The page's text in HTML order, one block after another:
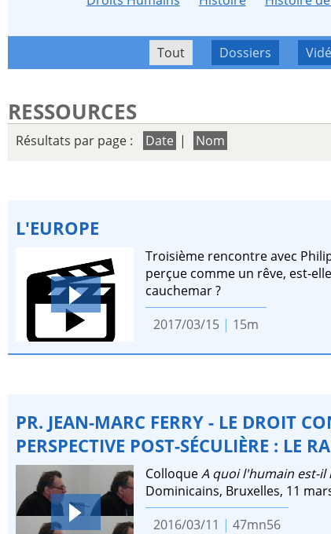
Tout Dossiers
RESSOURCES
Résultats par page : Date | Nom
L'EUROPE
Troisième rencontre avec
perçue comme un rêve, est-
cauchemar ?
2017/03/15 | 15m
PR. JEAN-MARC FERRY - LE DROIT
PERSPECTIVE POST-SÉCULIÈRE : LE
ColloqueA quoi l'humain est-il
Dominicains, Bruxelles, 11
2016/03/11 | 47mn56